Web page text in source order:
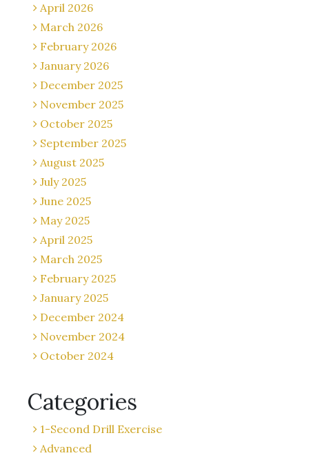
April 2026
March 2026
February 2026
January 2026
December 2025
November 2025
October 2025
September 2025
August 2025
July 2025
June 2025
May 2025
April 2025
March 2025
February 2025
January 2025
December 2024
November 2024
October 2024
Categories
1-Second Drill Exercise
Advanced